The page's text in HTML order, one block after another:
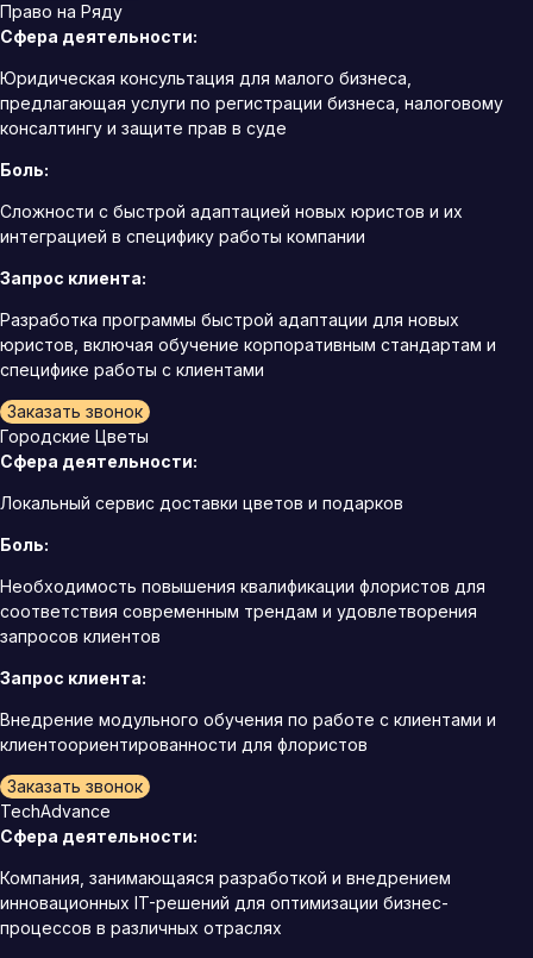
Право на Ряду
Сфера деятельности:
Юридическая консультация для малого бизнеса,
предлагающая услуги по регистрации бизнеса, налоговому
консалтингу и защите прав в суде
Боль:
Сложности с быстрой адаптацией новых юристов и их
интеграцией в специфику работы компании
Запрос клиента:
Разработка программы быстрой адаптации для новых
юристов, включая обучение корпоративным стандартам и
специфике работы с клиентами
Заказать звонок
Городские Цветы
Сфера деятельности:
Локальный сервис доставки цветов и подарков
Боль:
Необходимость повышения квалификации флористов для
соответствия современным трендам и удовлетворения
запросов клиентов
Запрос клиента:
Внедрение модульного обучения по работе с клиентами и
клиентоориентированности для флористов
Заказать звонок
TechAdvance
Сфера деятельности:
Компания, занимающаяся разработкой и внедрением
инновационных IT-решений для оптимизации бизнес-
процессов в различных отраслях